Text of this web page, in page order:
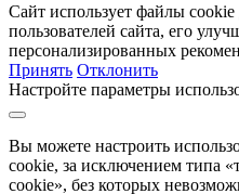
Сайт использует файлы cookie
пользователей сайта, его
персонализированных
Принять Отклонить
Настройте параметры
Вы можете настроить
cookie, за исключением типа
cookie», без которых